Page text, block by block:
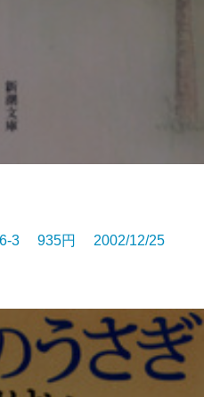
3 935円 2002/12/25